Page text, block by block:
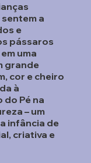
a
e
pássaros
uma
grande
cor e cheiro
à
Pé na
– um
infância de
criativa e